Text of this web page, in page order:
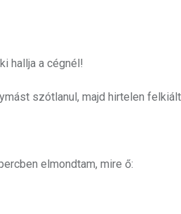
hallja a cégnél!
szótlanul, majd hirtelen
elmondtam, mire ő: